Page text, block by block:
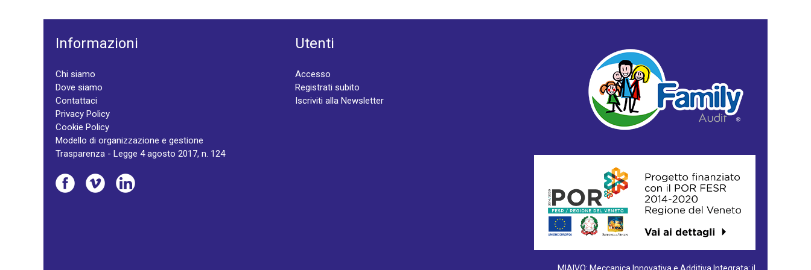
Informazioni
Chi siamo
Dove siamo
Contattaci
Privacy Policy
Cookie Policy
Modello di organizzazione e gestione
Trasparenza - Legge 4 agosto 2017, n. 124
Utenti
Accesso
Registrati subito
Iscriviti alla Newsletter